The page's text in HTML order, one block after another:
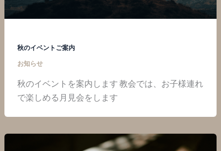
秋のイベントご案内
お知らせ
秋のイベントを案内します 教会では、お子様連れ
で楽しめる月見会をします